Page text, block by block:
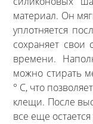
материал. Он
уплотняется
сохраняет свои
времени.
можно стирать
° C, что
клещи. После
все еще